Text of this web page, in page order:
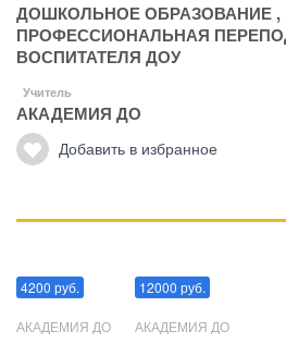
ДОШКОЛЬНОЕ ОБРАЗОВАНИЕ ,
ПРОФЕССИОНАЛЬНАЯ
ВОСПИТАТЕЛЯ ДОУ
Учитель
АКАДЕМИЯ ДО
Добавить в избранное
4200 руб.
АКАДЕМИЯ ДО
12000 руб.
АКАДЕМИЯ ДО